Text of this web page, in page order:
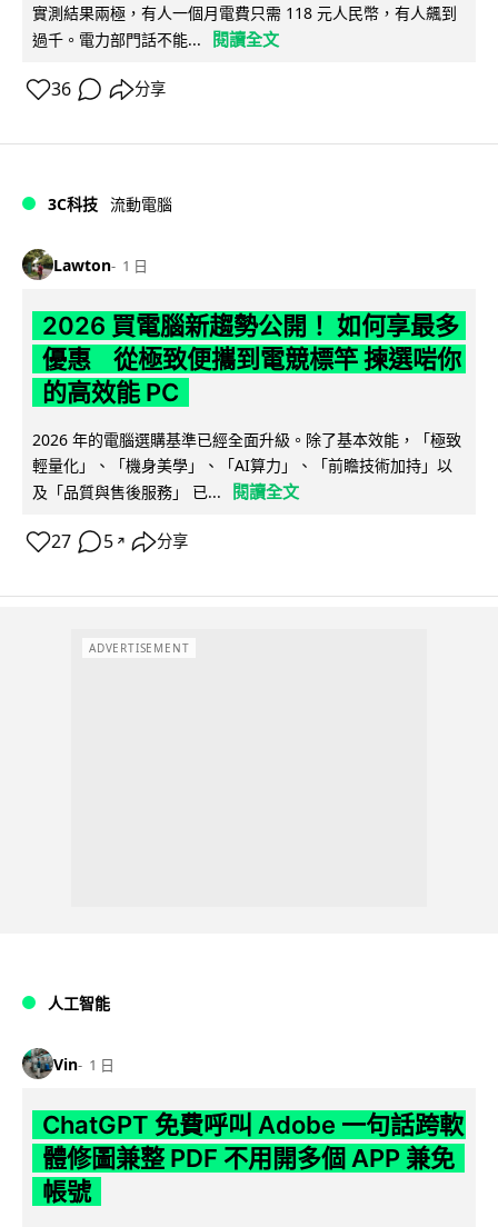
實測結果兩極，有人一個月電費只需 118 元人民幣，有人飆到
過千。電力部門話不能...
閱讀全文
36 分享
3C科技 流動電腦
Lawton 1 日
2026 買電腦新趨勢公開！ 如何享最多
優惠 從極致便攜到電競標竿 揀選啱你
的高效能 PC
2026 年的電腦選購基準已經全面升級。除了基本效能，「極致
輕量化」、「機身美學」、「AI算力」、「前瞻技術加持」以
及「品質與售後服務」 已...
閱讀全文
27 5 ↗ 分享
ADVERTISEMENT
人工智能
Vin 1 日
ChatGPT 免費呼叫 Adobe 一句話跨軟
體修圖兼整 PDF 不用開多個 APP 兼免
帳號